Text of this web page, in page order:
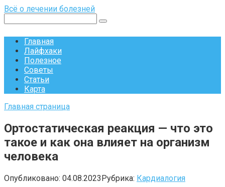
Перейти
контенту
Всё о лечении болезней
Главная
Лайфхаки
Полезное
Советы
Статьи
Карта
Главная страница
Ортостатическая реакция — что это
такое и как она влияет на организм
человека
Опубликовано: 04.08.2023Рубрика: Кардиалогия